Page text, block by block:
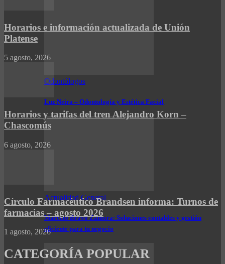
Odontólogos
Luz Neira – Odontología y Estética Facial
Actualidad General
Marcelo Bravo Zamora: Soluciones contables y gestión
eficiente para tu negocio
Horarios e información actualizada de Unión
Platense
5 agosto, 2026
Horarios y tarifas del tren Alejandro Korn –
Chascomús
6 agosto, 2026
Círculo Farmacéutico Brandsen informa: Turnos de
farmacias – agosto 2026
1 agosto, 2026
CATEGORÍA POPULAR